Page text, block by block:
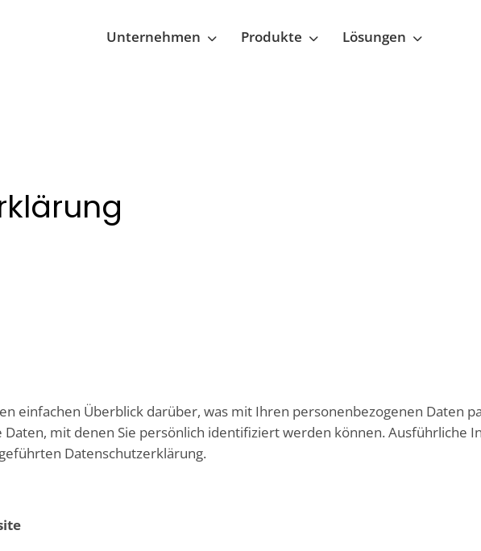
Unternehmen Produkte Lösungen
einfachen Überblick darüber, was mit Ihren personenbezogenen Daten
Daten, mit denen Sie persönlich identifiziert werden können.
Datenschutzerklärung.